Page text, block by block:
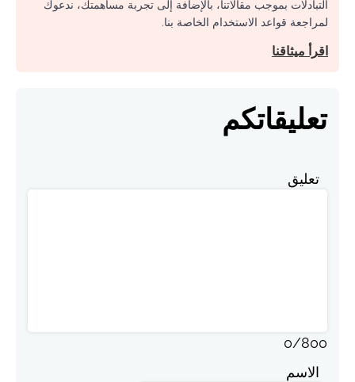
التبادلات بموجب مقالاتنا، بالإضافة إلى تجربة مساهمتك، ندعوك
لمراجعة قواعد الاستخدام الخاصة بنا.
اقرأ ميثاقنا
تعليقاتكم
تعليق
0/800
الاسم